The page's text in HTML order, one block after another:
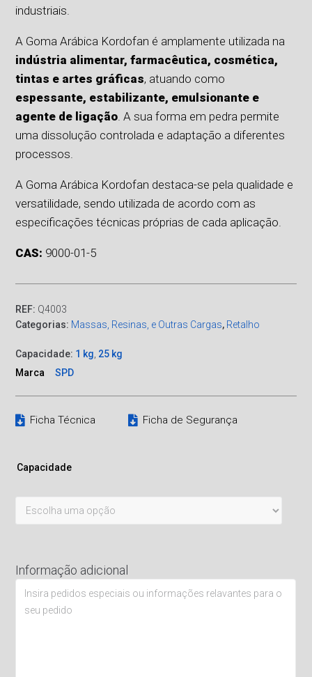
industriais.
A Goma Arábica Kordofan é amplamente utilizada na
indústria alimentar, farmacêutica, cosmética,
tintas e artes gráficas, atuando como
espessante, estabilizante, emulsionante e
agente de ligação. A sua forma em pedra permite
uma dissolução controlada e adaptação a diferentes
processos.
A Goma Arábica Kordofan destaca-se pela qualidade e
versatilidade, sendo utilizada de acordo com as
especificações técnicas próprias de cada aplicação.
CAS: 9000-01-5
REF: Q4003
Categorias: Massas, Resinas, e Outras Cargas, Retalho
Capacidade: 1 kg, 25 kg
Marca
SPD
Ficha Técnica Ficha de Segurança
Capacidade
Informação adicional